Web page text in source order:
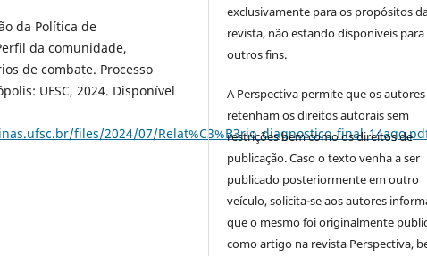
da Política de
da comunidade,
de combate. Processo
UFSC, 2024. Disponível
files/2024/07/
exclusivamente para os propósitos
revista, não estando disponíveis para
outros fins.
A Perspectiva permite que os autores
retenham os direitos autorais sem
restrições bem como os direitos de
publicação. Caso o texto venha a ser
publicado posteriormente em outro
veículo, solicita-se aos autores
que o mesmo foi originalmente
como artigo na revista Perspectiva,